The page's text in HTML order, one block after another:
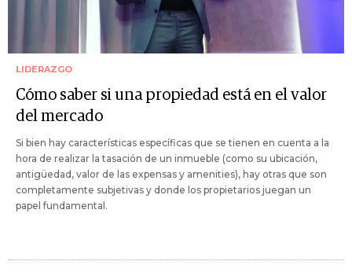
LIDERAZGO
Cómo saber si una propiedad está en el valor
del mercado
Si bien hay características específicas que se tienen en cuenta a la
hora de realizar la tasación de un inmueble (como su ubicación,
antigüedad, valor de las expensas y amenities), hay otras que son
completamente subjetivas y donde los propietarios juegan un
papel fundamental.